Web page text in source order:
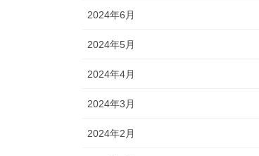
2024年6月
2024年5月
2024年4月
2024年3月
2024年2月